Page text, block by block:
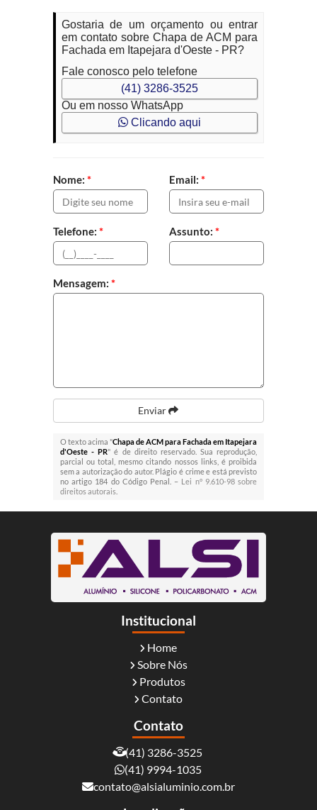
Gostaria de um orçamento ou entrar
em contato sobre Chapa de ACM para
Fachada em Itapejara d'Oeste - PR?
Fale conosco pelo telefone
(41) 3286-3525
Ou em nosso WhatsApp
Clicando aqui
Nome: * Email: *
Telefone: * Assunto: *
Mensagem: *
Enviar
O texto acima "Chapa de ACM para Fachada em Itapejara
d'Oeste - PR" é de direito reservado. Sua reprodução,
parcial ou total, mesmo citando nossos links, é proibida
sem a autorização do autor. Plágio é crime e está previsto
no artigo 184 do Código Penal. – Lei n° 9.610-98 sobre
direitos autorais.
Institucional
Home
Sobre Nós
Produtos
Contato
Contato
(41) 3286-3525
(41) 9994-1035
contato@alsialuminio.com.br